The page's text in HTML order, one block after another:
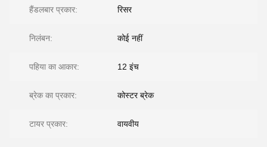
हैंडलबार प्रकार: रिसर
निलंबन: कोई नहीं
पहिया का आकार: 12 इंच
ब्रेक का प्रकार: कोस्टर ब्रेक
टायर प्रकार: वायवीय